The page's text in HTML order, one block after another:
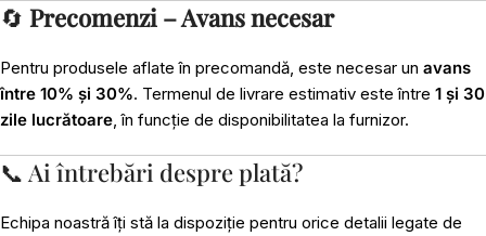
🔄 Precomenzi – Avans necesar
Pentru produsele aflate în precomandă, este necesar un avans
între 10% și 30%. Termenul de livrare estimativ este între 1 și 30
zile lucrătoare, în funcție de disponibilitatea la furnizor.
📞 Ai întrebări despre plată?
Echipa noastră îți stă la dispoziție pentru orice detalii legate de